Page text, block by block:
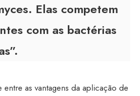
Elas competem
com as bactérias
entre as vantagens da aplicação de